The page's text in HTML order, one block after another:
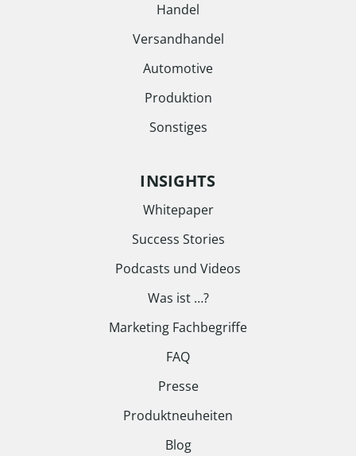
Handel
Versandhandel
Automotive
Produktion
Sonstiges
INSIGHTS
Whitepaper
Success Stories
Podcasts und Videos
Was ist …?
Marketing Fachbegriffe
FAQ
Presse
Produktneuheiten
Blog